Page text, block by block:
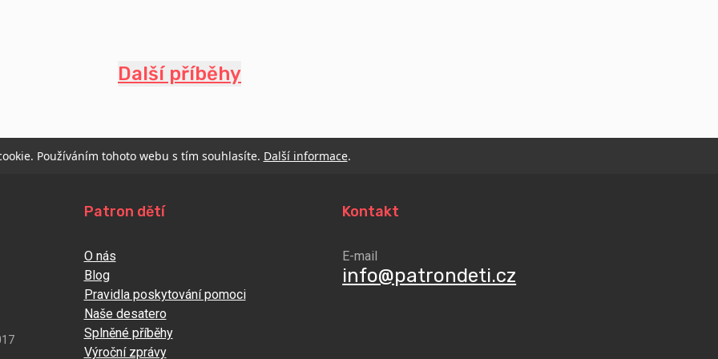
Další příběhy
Používáním tohoto webu s tím souhlasíte. Další informace.
Patron dětí
O nás
Blog
Pravidla poskytování pomoci
Naše desatero
Splněné příběhy
Výroční zprávy
Kontakt
E-mail
info@patrondeti.cz